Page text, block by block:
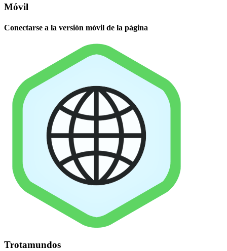
Móvil
Conectarse a la versión móvil de la página
Trotamundos